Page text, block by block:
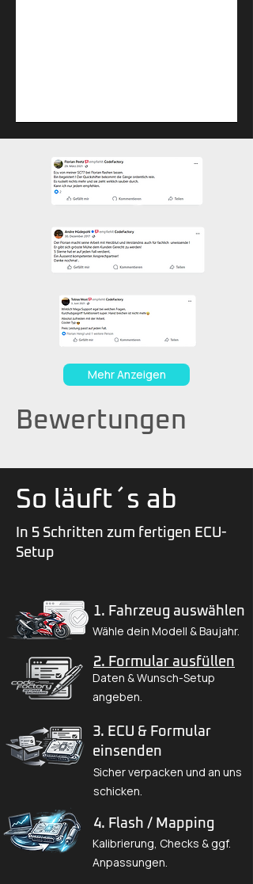
Mehr Anzeigen
Bewertungen
So läuft´s ab
In 5 Schritten zum fertigen ECU-
Setup
1. Fahrzeug auswählen
Wähle dein Modell & Baujahr.
2. Formular ausfüllen
Daten & Wunsch-Setup
angeben.
3. ECU & Formular
einsenden
Sicher verpacken und an uns
schicken.
4. Flash / Mapping
Kalibrierung, Checks & ggf.
Anpassungen.